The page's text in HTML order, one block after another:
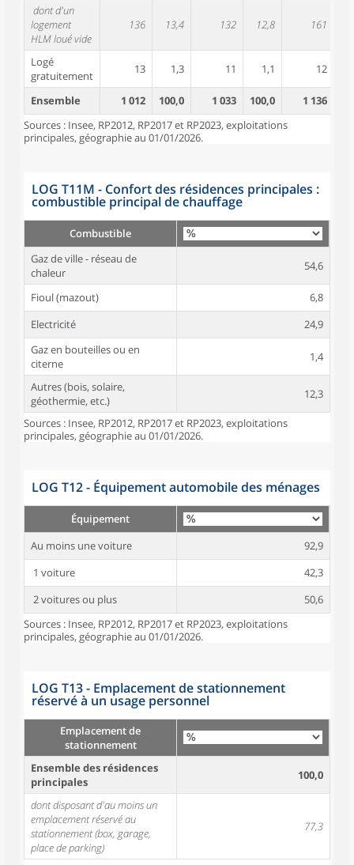
dont d'un
logement
HLM loué vide
136 13,4 132 12,8 161
Logé
gratuitement
13 1,3 11 1,1 12
Ensemble 1 012 100,0 1 033 100,0 1 136
Sources : Insee, RP2012, RP2017 et RP2023, exploitations
principales, géographie au 01/01/2026.
LOG T11M - Confort des résidences principales :
combustible principal de chauffage
Combustible
Gaz de ville - réseau de
chaleur
54,6
Fioul (mazout)
6,8
Electricité
24,9
Gaz en bouteilles ou en
citerne
1,4
Autres (bois, solaire,
géothermie, etc.)
12,3
Sources : Insee, RP2012, RP2017 et RP2023, exploitations
principales, géographie au 01/01/2026.
LOG T12 - Équipement automobile des ménages
Équipement
Au moins une voiture
92,9
1 voiture
42,3
2 voitures ou plus
50,6
Sources : Insee, RP2012, RP2017 et RP2023, exploitations
principales, géographie au 01/01/2026.
LOG T13 - Emplacement de stationnement
réservé à un usage personnel
Emplacement de
stationnement
Ensemble des résidences
principales
100,0
dont disposant d'au moins un
emplacement réservé au
stationnement (box, garage,
place de parking)
77,3